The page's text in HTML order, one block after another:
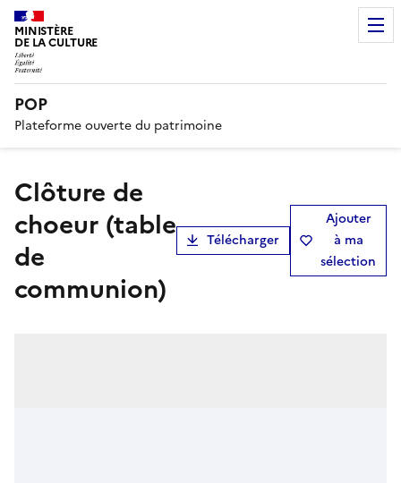
MINISTÈRE
DE LA CULTURE
POP
Plateforme ouverte du patrimoine
clôture de
choeur (table
de
communion)
Télécharger
Ajouter
à ma
sélection